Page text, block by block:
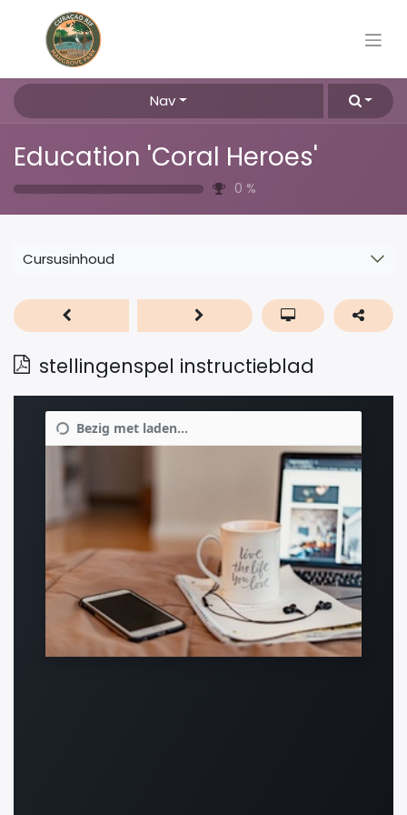
Nav
Education 'Coral Heroes'
0 %
Cursusinhoud
stellingenspel instructieblad